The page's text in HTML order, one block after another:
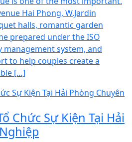
Hai Phong, W.Jardin
halls, romantic garden
prepared under the ISO
management system, and
to help couples create a
[…]
Chức Sự Kiện Tại Hải